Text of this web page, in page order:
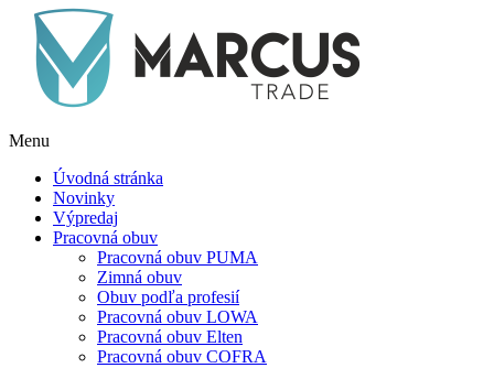
Menu
Úvodná stránka
Novinky
Výpredaj
Pracovná obuv
Pracovná obuv PUMA
Zimná obuv
Obuv podľa profesií
Pracovná obuv LOWA
Pracovná obuv Elten
Pracovná obuv COFRA